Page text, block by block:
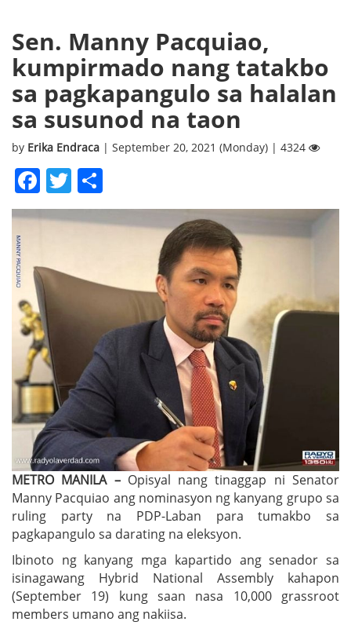
Sen. Manny Pacquiao,
kumpirmado nang tatakbo
sa pagkapangulo sa halalan
sa susunod na taon
by Erika Endraca | September 20, 2021 (Monday) | 4324
Facebook
Twitter
METRO MANILA – Opisyal nang tinaggap ni Senator
Manny Pacquiao ang nominasyon ng kanyang grupo sa
ruling party na PDP-Laban para tumakbo sa
pagkapangulo sa darating na eleksyon.
Ibinoto ng kanyang mga kapartido ang senador sa
isinagawang Hybrid National Assembly kahapon
(September 19) kung saan nasa 10,000 grassroot
members umano ang nakiisa.